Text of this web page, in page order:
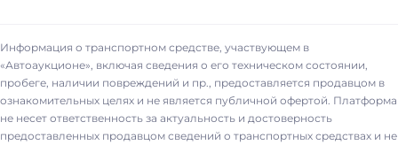
Информация о транспортном средстве, участвующем в
«Автоаукционе», включая сведения о его техническом состоянии,
пробеге, наличии повреждений и пр., предоставляется продавцом в
ознакомительных целях и не является публичной офертой. Платформа
не несет ответственность за актуальность и достоверность
предоставленных продавцом сведений о транспортных средствах и не